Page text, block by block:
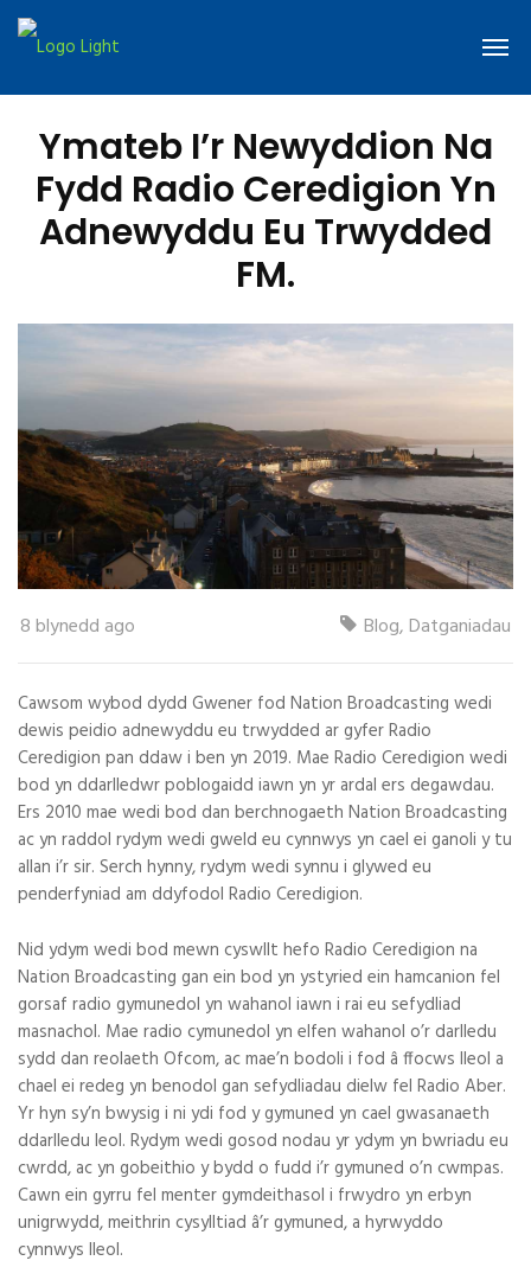
Ymateb I’r Newyddion Na
Fydd Radio Ceredigion Yn
Adnewyddu Eu Trwydded
FM.
8 blynedd ago Blog,Datganiadau
Cawsom wybod dydd Gwener fod Nation Broadcasting wedi
dewis peidio adnewyddu eu trwydded ar gyfer Radio
Ceredigion pan ddaw i ben yn 2019. Mae Radio Ceredigion wedi
bod yn ddarlledwr poblogaidd iawn yn yr ardal ers degawdau.
Ers 2010 mae wedi bod dan berchnogaeth Nation Broadcasting
ac yn raddol rydym wedi gweld eu cynnwys yn cael ei ganoli y tu
allan i’r sir. Serch hynny, rydym wedi synnu i glywed eu
penderfyniad am ddyfodol Radio Ceredigion.
Nid ydym wedi bod mewn cyswllt hefo Radio Ceredigion na
Nation Broadcasting gan ein bod yn ystyried ein hamcanion fel
gorsaf radio gymunedol yn wahanol iawn i rai eu sefydliad
masnachol. Mae radio cymunedol yn elfen wahanol o’r darlledu
sydd dan reolaeth Ofcom, ac mae’n bodoli i fod â ffocws lleol a
chael ei redeg yn benodol gan sefydliadau dielw fel Radio Aber.
Yr hyn sy’n bwysig i ni ydi fod y gymuned yn cael gwasanaeth
ddarlledu leol. Rydym wedi gosod nodau yr ydym yn bwriadu eu
cwrdd, ac yn gobeithio y bydd o fudd i’r gymuned o’n cwmpas.
Cawn ein gyrru fel menter gymdeithasol i frwydro yn erbyn
unigrwydd, meithrin cysylltiad â’r gymuned, a hyrwyddo
cynnwys lleol.